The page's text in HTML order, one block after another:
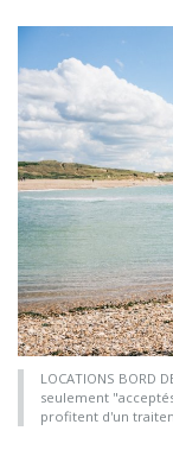
LOCATIONS BORD
seulement
profitent d'un